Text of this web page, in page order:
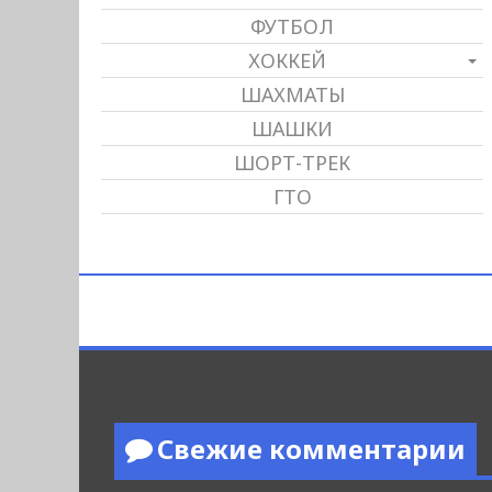
ФУТБОЛ
ХОККЕЙ
ШАХМАТЫ
ШАШКИ
ШОРТ-ТРЕК
ГТО
Свежие комментарии